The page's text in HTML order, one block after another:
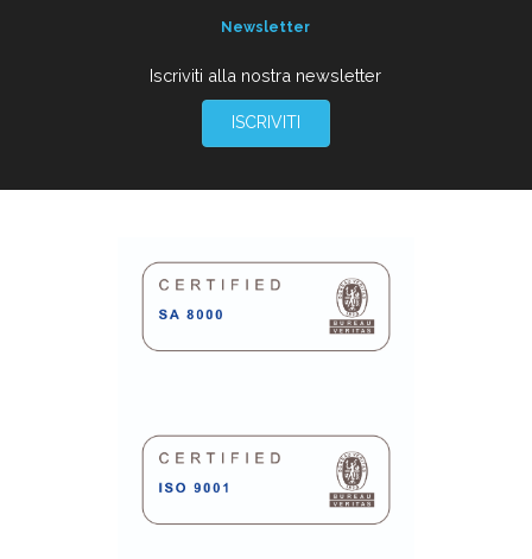
Newsletter
Iscriviti alla nostra newsletter
ISCRIVITI